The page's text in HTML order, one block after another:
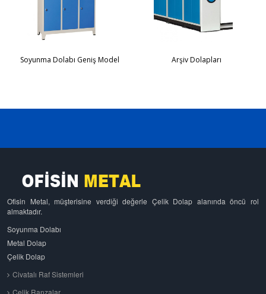
Soyunma Dolabı Geniş Model Arşiv Dolapları
Ofisin Metal, müşterisine verdiği değerle Çelik Dolap alanında öncü rol
almaktadır.
Soyunma Dolabı
Metal Dolap
Çelik Dolap
Civatalı Raf Sistemleri
Çelik Ranzalar